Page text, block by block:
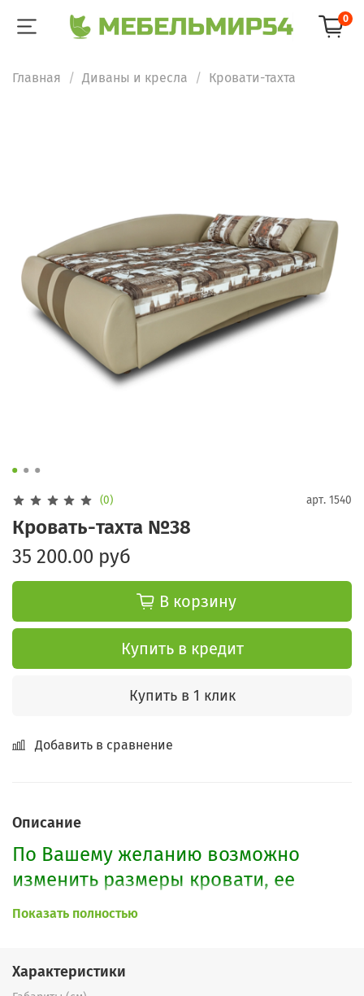
0
Главная Диваны и кресла Кровати-тахта
(0) арт. 1540
Кровать-тахта №38
35 200.00 руб
В корзину
Купить в кредит
Купить в 1 клик
Добавить в сравнение
Описание
По Вашему желанию возможно
изменить размеры кровати, ее
расцветку
Показать полностью
Характеристики